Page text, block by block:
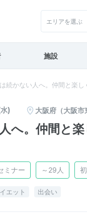
エリアを選ぶ
施設
続かない人へ。仲間と楽
) 大阪府（大阪市
へ。仲間と
ミナー ～29人
エット 出会い